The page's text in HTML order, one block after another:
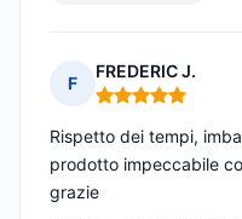
F
FREDERIC J.
Nota: 5 su 5
Rispetto dei tempi,
prodotto impeccabile
grazie